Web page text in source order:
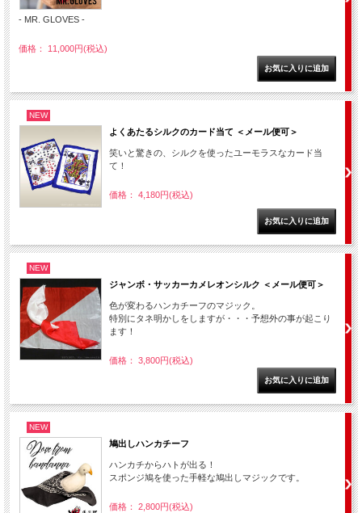
- MR. GLOVES -
価格： 11,000円(税込)
NEW
よくあたるシルクのカード当て ＜メール便可＞
笑いと驚きの、シルクを使ったユーモラスなカード当
て！
価格： 4,180円(税込)
NEW
ジャンボ・サッカーカメレオンシルク ＜メール便可＞
色が変わるハンカチーフのマジック。
特別にタネ明かしをしますが・・・予想外の事が起こり
ます！
価格： 3,800円(税込)
NEW
鳩出しハンカチーフ
ハンカチからハトが出る！
スポンジ鳩を使った手軽な鳩出しマジックです。
価格： 2,800円(税込)